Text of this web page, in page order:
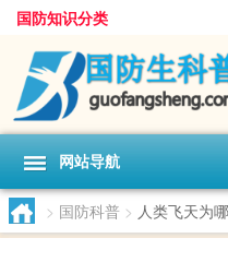
国防知识分类
网站导航
> 国防科普 > 人类飞天为